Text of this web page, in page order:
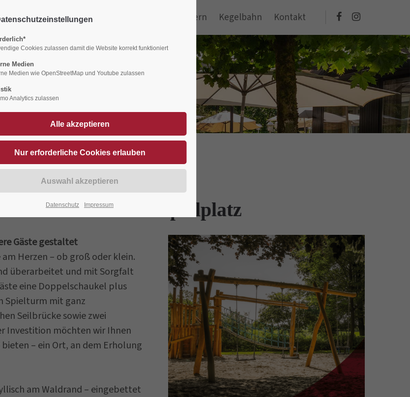
Hotel Restaurant Feiern Kegelbahn Kontakt
– unser neuer Spielplatz
Gäste gestaltet
Herzen – ob groß oder klein.
überarbeitet und mit Sorgfalt
eine Doppelschaukel plus
Spielturm mit ganz
Seilbrücke sowie zwei
Investition möchten wir Ihnen
– ein Ort, an dem Erholung
am Waldrand – eingebettet
Cookies zulassen damit die Website korrekt funktioniert
Medien
Medien wie OpenStreetMap und Youtube zulassen
Analytics zulassen
Datenschutz Impressum